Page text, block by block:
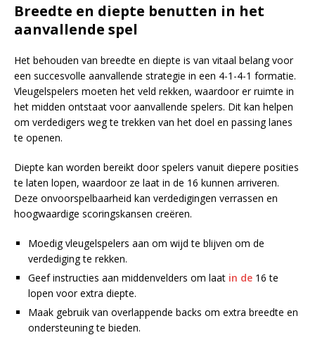
Breedte en diepte benutten in het
aanvallende spel
Het behouden van breedte en diepte is van vitaal belang voor
een succesvolle aanvallende strategie in een 4-1-4-1 formatie.
Vleugelspelers moeten het veld rekken, waardoor er ruimte in
het midden ontstaat voor aanvallende spelers. Dit kan helpen
om verdedigers weg te trekken van het doel en passing lanes
te openen.
Diepte kan worden bereikt door spelers vanuit diepere posities
te laten lopen, waardoor ze laat in de 16 kunnen arriveren.
Deze onvoorspelbaarheid kan verdedigingen verrassen en
hoogwaardige scoringskansen creëren.
Moedig vleugelspelers aan om wijd te blijven om de
verdediging te rekken.
Geef instructies aan middenvelders om laat in de 16 te
lopen voor extra diepte.
Maak gebruik van overlappende backs om extra breedte en
ondersteuning te bieden.